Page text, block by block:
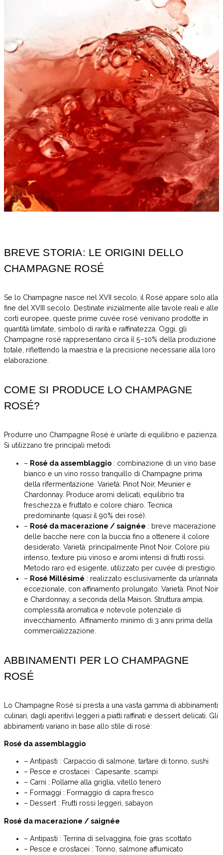
BREVE STORIA: LE ORIGINI DELLO
CHAMPAGNE ROSÉ
Se lo Champagne nasce nel XVII secolo, il Rosé appare solo alla
fine del XVIII secolo. Destinate inizialmente alle tavole reali e alle
corti europee, queste prime cuvée rosé venivano prodotte in
quantità limitate, simbolo di rarità e raffinatezza. Oggi, gli
Champagne rosé rappresentano circa il 5–10% della produzione
totale, riflettendo la maestria e la precisione necessarie alla loro
elaborazione.
COME SI PRODUCE LO CHAMPAGNE
ROSÉ?
Produrre uno Champagne Rosé è un’arte di equilibrio e pazienza.
Si utilizzano tre principali metodi:
– Rosé da assemblaggio : combinazione di un vino base
bianco e un vino rosso tranquillo di Champagne prima
della rifermentazione. Varietà: Pinot Noir, Meunier e
Chardonnay. Produce aromi delicati, equilibrio tra
freschezza e fruttato e colore chiaro. Tecnica
predominante (quasi il 90% dei rosé).
– Rosé da macerazione / saignée : breve macerazione
delle bacche nere con la buccia fino a ottenere il colore
desiderato. Varietà: principalmente Pinot Noir. Colore più
intenso, texture più vinoso e aromi intensi di frutti rossi.
Metodo raro ed esigente, utilizzato per cuvée di prestigio.
– Rosé Millésimé : realizzato esclusivamente da un’annata
eccezionale, con affinamento prolungato. Varietà: Pinot Noir
e Chardonnay, a seconda della Maison. Struttura ampia,
complessità aromatica e notevole potenziale di
invecchiamento. Affinamento minimo di 3 anni prima della
commercializzazione.
ABBINAMENTI PER LO CHAMPAGNE
ROSÉ
Lo Champagne Rosé si presta a una vasta gamma di abbinamenti
culinari, dagli aperitivi leggeri a piatti raffinati e dessert delicati. Gli
abbinamenti variano in base allo stile di rosé:
Rosé da assemblaggio
– Antipasti : Carpaccio di salmone, tartare di tonno, sushi
– Pesce e crostacei : Capesante, scampi
– Carni : Pollame alla griglia, vitello tenero
– Formaggi : Formaggio di capra fresco
– Dessert : Frutti rossi leggeri, sabayon
Rosé da macerazione / saignée
– Antipasti : Terrina di selvaggina, foie gras scottato
– Pesce e crostacei : Tonno, salmone affumicato